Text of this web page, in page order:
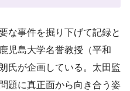
な事件を掘り下げて記録と
児島大学名誉教授（平和
氏が企画している。太田監
題に真正面から向き合う姿